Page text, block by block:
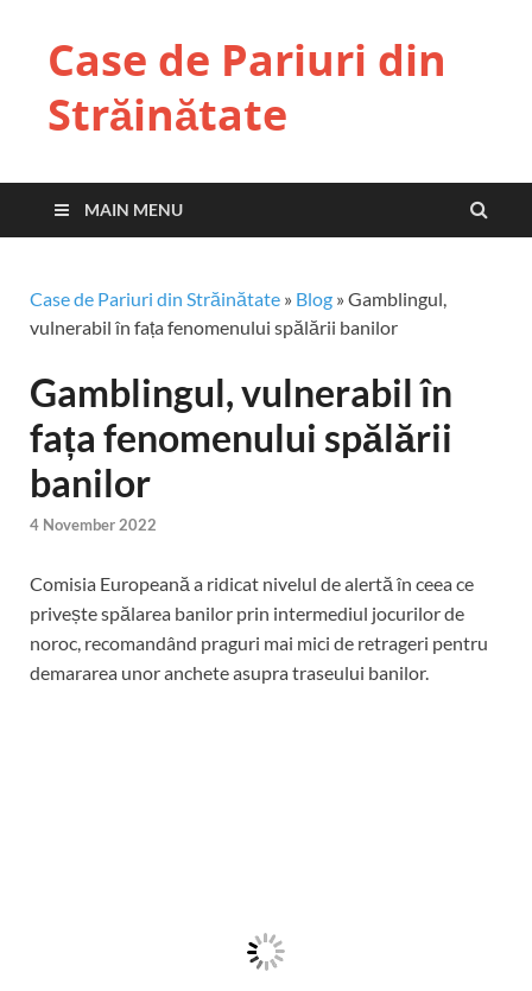
Case de Pariuri din
Străinătate
MAIN MENU
Case de Pariuri din Străinătate » Blog » Gamblingul,
vulnerabil în fața fenomenului spălării banilor
Gamblingul, vulnerabil în
fața fenomenului spălării
banilor
4 November 2022
Comisia Europeană a ridicat nivelul de alertă în ceea ce
privește spălarea banilor prin intermediul jocurilor de
noroc, recomandând praguri mai mici de retrageri pentru
demararea unor anchete asupra traseului banilor.